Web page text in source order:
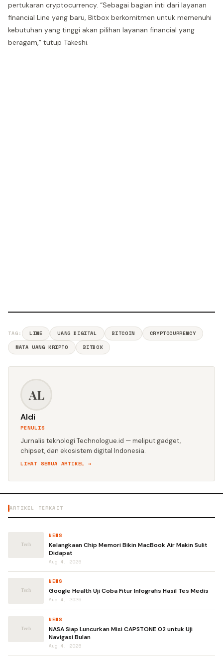
pertukaran cryptocurrency. “Sebagai bagian inti dari layanan
financial Line yang baru, Bitbox berkomitmen untuk memenuhi
kebutuhan yang tinggi akan pilihan layanan financial yang
beragam,” tutup Takeshi.
TAG: LINE UANG DIGITAL BITCOIN
CRYPTOCURRENCY
MATA UANG KRIPTO
BITBOX
AL
Aldi
PENULIS
Jurnalis teknologi Technologue.id — meliput gadget,
chipset, dan ekosistem digital Indonesia.
LIHAT SEMUA ARTIKEL →
ARTIKEL TERKAIT
NEWS
Kelangkaan Chip Memori Bikin MacBook Air Makin Sulit
Didapat
Aug 4, 2026
NEWS
Google Health Uji Coba Fitur Infografis Hasil Tes Medis
Aug 4, 2026
NEWS
NASA Siap Luncurkan Misi CAPSTONE 02 untuk Uji
Navigasi Bulan
Aug 4, 2026